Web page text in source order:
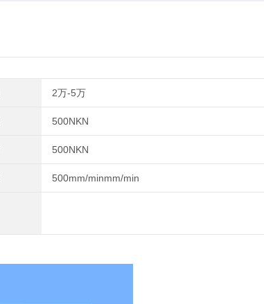
2万-5万
500NKN
500NKN
500mm/minmm/min